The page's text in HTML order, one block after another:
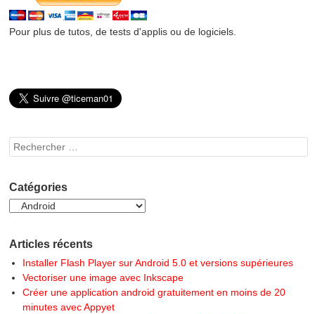
Pour plus de tutos, de tests d'applis ou de logiciels.
Rechercher
Catégories
Articles récents
Installer Flash Player sur Android 5.0 et versions supérieures
Vectoriser une image avec Inkscape
Créer une application android gratuitement en moins de 20
minutes avec Appyet